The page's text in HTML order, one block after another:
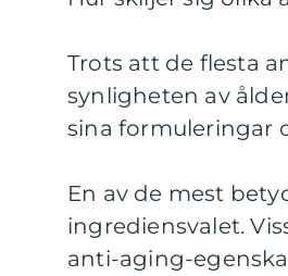
Trots att de flesta
synligheten av
sina formuleringar
En av de mest
ingrediensvalet.
anti-aging-